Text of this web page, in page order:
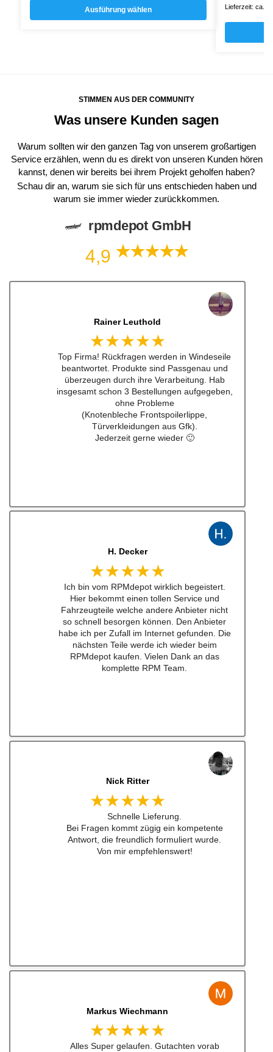
Ausführung wählen Lieferzeit: ca.
STIMMEN AUS DER COMMUNITY
Was unsere Kunden sagen
Warum sollten wir den ganzen Tag von unserem großartigen
Service erzählen, wenn du es direkt von unseren Kunden hören
kannst, denen wir bereits bei ihrem Projekt geholfen haben?
Schau dir an, warum sie sich für uns entschieden haben und
warum sie immer wieder zurückkommen.
rpmdepot GmbH
4,9
Dennis Lorenz (Inch)
★★★★★
Schneller Versandt, Top Qualität immerwieder
gerne bei euch #w201Commumity
J. B
★★★★★
Kann man zu 100% empfehlen. Habe einen
Schalthebel für einen w201 16v besteht.
Lieferung schnell und Konversation top.
Qualität der Teile ist wirklich top!!!
Empfehe ich sehr gerne weiter.
Ich werde bei zukünftigen Projekten hier als
erstes schauen. Mega Auswahl!
Immer gerne wieder:-)
jonas bitter
★★★★★
Hatte das luisi mirage lenkrad für einen sehr
guten Preis bestellt und war nach nicht mal
24h da. Sogar aufkleber waren dabei ... habe
ich schon lange nicht mehr erlebt .
Jens Albert
★★★★★
Super Service, schnelle Bearbeiten und